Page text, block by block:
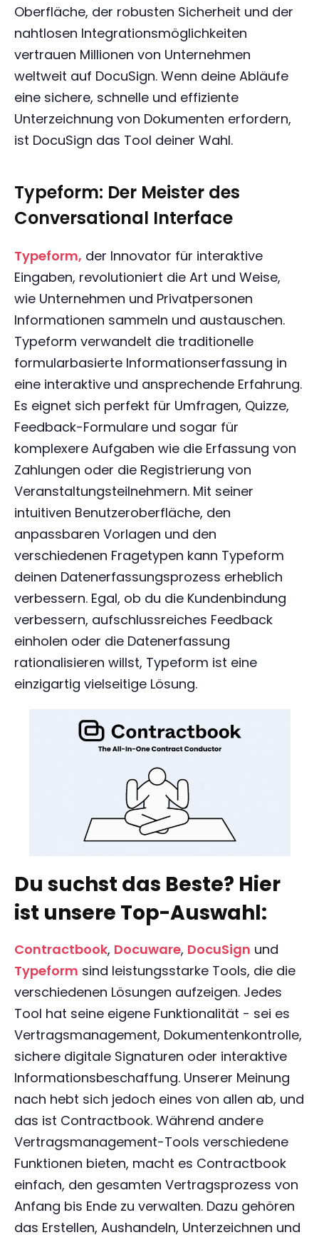
Oberfläche, der robusten Sicherheit und der
nahtlosen Integrationsmöglichkeiten
vertrauen Millionen von Unternehmen
weltweit auf DocuSign. Wenn deine Abläufe
eine sichere, schnelle und effiziente
Unterzeichnung von Dokumenten erfordern,
ist DocuSign das Tool deiner Wahl.
Typeform: Der Meister des
Conversational Interface
Typeform, der Innovator für interaktive
Eingaben, revolutioniert die Art und Weise,
wie Unternehmen und Privatpersonen
Informationen sammeln und austauschen.
Typeform verwandelt die traditionelle
formularbasierte Informationserfassung in
eine interaktive und ansprechende Erfahrung.
Es eignet sich perfekt für Umfragen, Quizze,
Feedback-Formulare und sogar für
komplexere Aufgaben wie die Erfassung von
Zahlungen oder die Registrierung von
Veranstaltungsteilnehmern. Mit seiner
intuitiven Benutzeroberfläche, den
anpassbaren Vorlagen und den
verschiedenen Fragetypen kann Typeform
deinen Datenerfassungsprozess erheblich
verbessern. Egal, ob du die Kundenbindung
verbessern, aufschlussreiches Feedback
einholen oder die Datenerfassung
rationalisieren willst, Typeform ist eine
einzigartig vielseitige Lösung.
Du suchst das Beste? Hier
ist unsere Top-Auswahl:
Contractbook, Docuware, DocuSign und
Typeform sind leistungsstarke Tools, die die
verschiedenen Lösungen aufzeigen. Jedes
Tool hat seine eigene Funktionalität - sei es
Vertragsmanagement, Dokumentenkontrolle,
sichere digitale Signaturen oder interaktive
Informationsbeschaffung. Unserer Meinung
nach hebt sich jedoch eines von allen ab, und
das ist Contractbook. Während andere
Vertragsmanagement-Tools verschiedene
Funktionen bieten, macht es Contractbook
einfach, den gesamten Vertragsprozess von
Anfang bis Ende zu verwalten. Dazu gehören
das Erstellen, Aushandeln, Unterzeichnen und